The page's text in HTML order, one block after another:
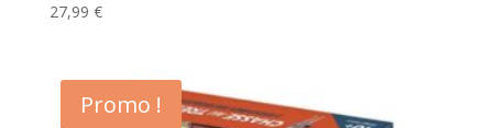
27,99 €
Promo !